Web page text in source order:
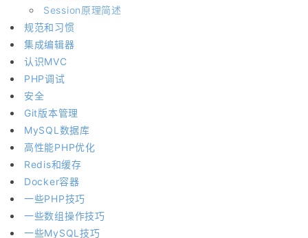
Session原理简述
规范和习惯
集成编辑器
认识MVC
PHP调试
安全
Git版本管理
MySQL数据库
高性能PHP优化
Redis和缓存
Docker容器
一些PHP技巧
一些数组操作技巧
一些MySQL技巧